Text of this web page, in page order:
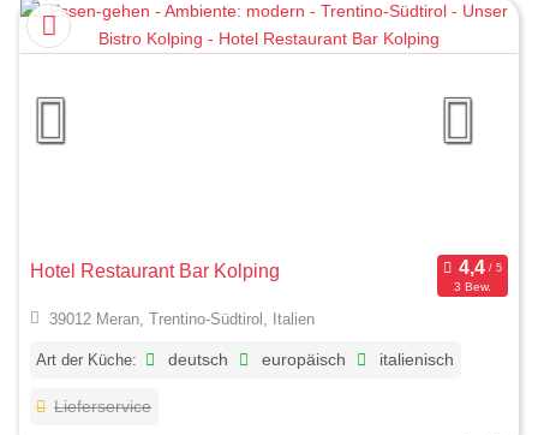
Hotel Restaurant Bar Kolping
3 Bew.
39012 Meran, Trentino-Südtirol, Italien
Art der Küche: deutsch europäisch italienisch
Lieferservice